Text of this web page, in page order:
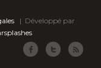
| Développé par
FacebookTwitter